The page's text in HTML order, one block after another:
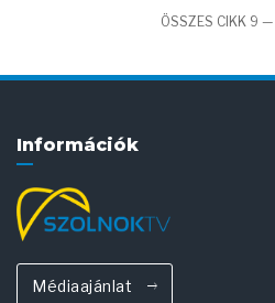
ÖSSZES CIKK 9
Információk
Médiaajánlat